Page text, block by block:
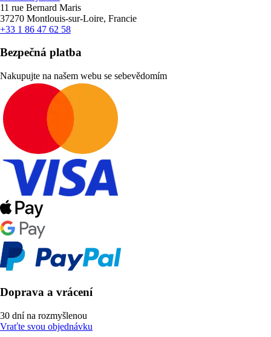
11 rue Bernard Maris
37270 Montlouis-sur-Loire, Francie
+33 1 86 47 62 58
Bezpečná platba
Nakupujte na našem webu se sebevědomím
Doprava a vrácení
30 dní na rozmyšlenou
Vraťte svou objednávku